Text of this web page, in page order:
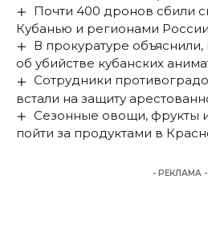
Почти 400 дронов сбили
Кубанью и регионами
В прокуратуре
об убийстве кубанских
Сотрудники
встали на защиту
Сезонные овощи, фрукты
пойти за продуктами в
- РЕКЛАМА -